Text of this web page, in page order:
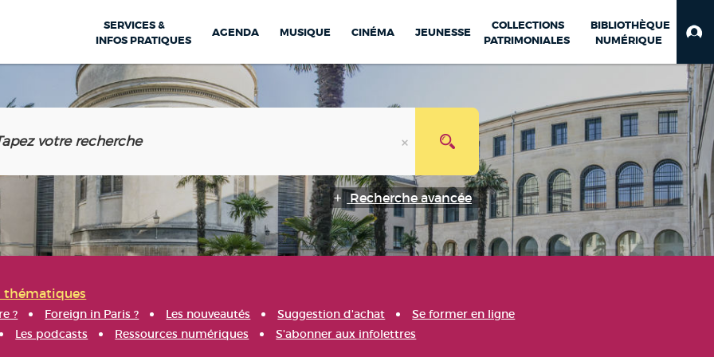
SERVICES &
INFOS PRATIQUES
AGENDA MUSIQUE CINÉMA JEUNESSE
COLLECTIONS
PATRIMONIALES
BIBLIOTHÈQUE
NUMÉRIQUE
Recherche avancée
thématiques
? Foreign in Paris ? Les nouveautés Suggestion d'achat
Se former en ligne
Les podcasts Ressources numériques S'abonner aux infolettres